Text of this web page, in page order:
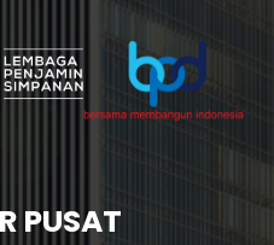
PUSAT